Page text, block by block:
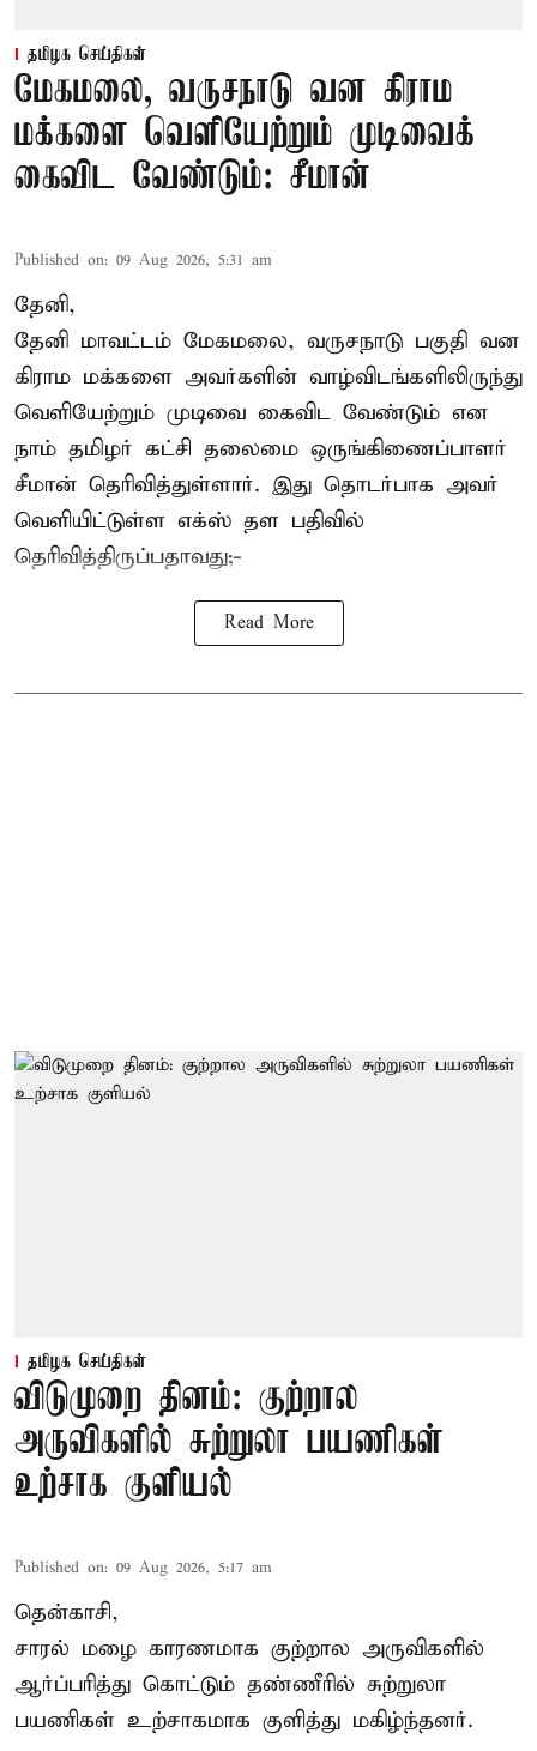
தமிழக செய்திகள்
மேகமலை, வருசநாடு வன கிராம
மக்களை வெளியேற்றும் முடிவைக்
கைவிட வேண்டும்: சீமான்
Published on: 09 Aug 2026, 5:31 am
தேனி,
தேனி மாவட்டம் மேகமலை, வருசநாடு பகுதி வன
கிராம மக்களை அவர்களின் வாழ்விடங்களிலிருந்து
வெளியேற்றும் முடிவை கைவிட வேண்டும் என
நாம் தமிழர் கட்சி தலைமை ஒருங்கிணைப்பாளர்
சீமான் தெரிவித்துள்ளார். இது தொடர்பாக அவர்
வெளியிட்டுள்ள எக்ஸ் தள பதிவில்
தெரிவித்திருப்பதாவது;-
Read More
தமிழக செய்திகள்
விடுமுறை தினம்: குற்றால
அருவிகளில் சுற்றுலா பயணிகள்
உற்சாக குளியல்
Published on: 09 Aug 2026, 5:17 am
தென்காசி,
சாரல் மழை காரணமாக குற்றால அருவிகளில்
ஆர்ப்பரித்து கொட்டும் தண்ணீரில் சுற்றுலா
பயணிகள் உற்சாகமாக குளித்து மகிழ்ந்தனர்.